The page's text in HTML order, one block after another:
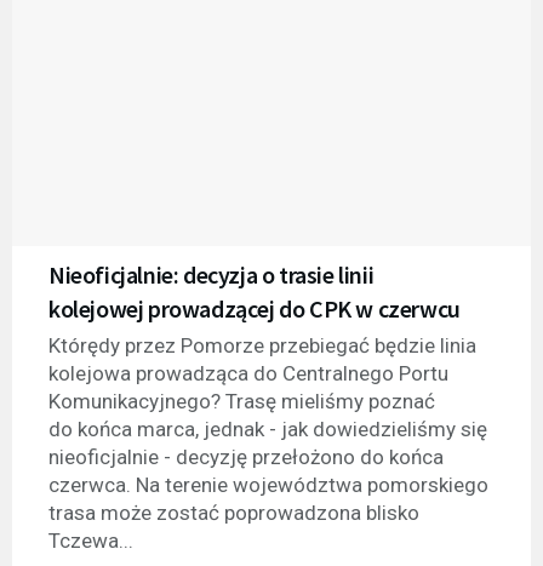
Nieoficjalnie: decyzja o trasie linii
kolejowej prowadzącej do CPK w czerwcu
Którędy przez Pomorze przebiegać będzie linia
kolejowa prowadząca do Centralnego Portu
Komunikacyjnego? Trasę mieliśmy poznać
do końca marca, jednak - jak dowiedzieliśmy się
nieoficjalnie - decyzję przełożono do końca
czerwca. Na terenie województwa pomorskiego
trasa może zostać poprowadzona blisko
Tczewa...